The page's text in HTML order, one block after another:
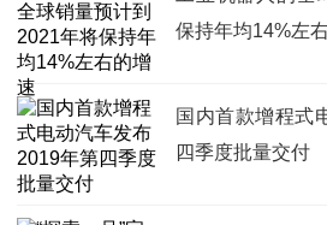
保持年均14%左
国内首款增程式
四季度批量交付